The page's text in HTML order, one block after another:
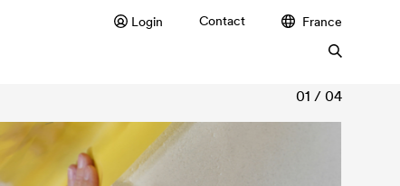
Login Contact France
01 / 04